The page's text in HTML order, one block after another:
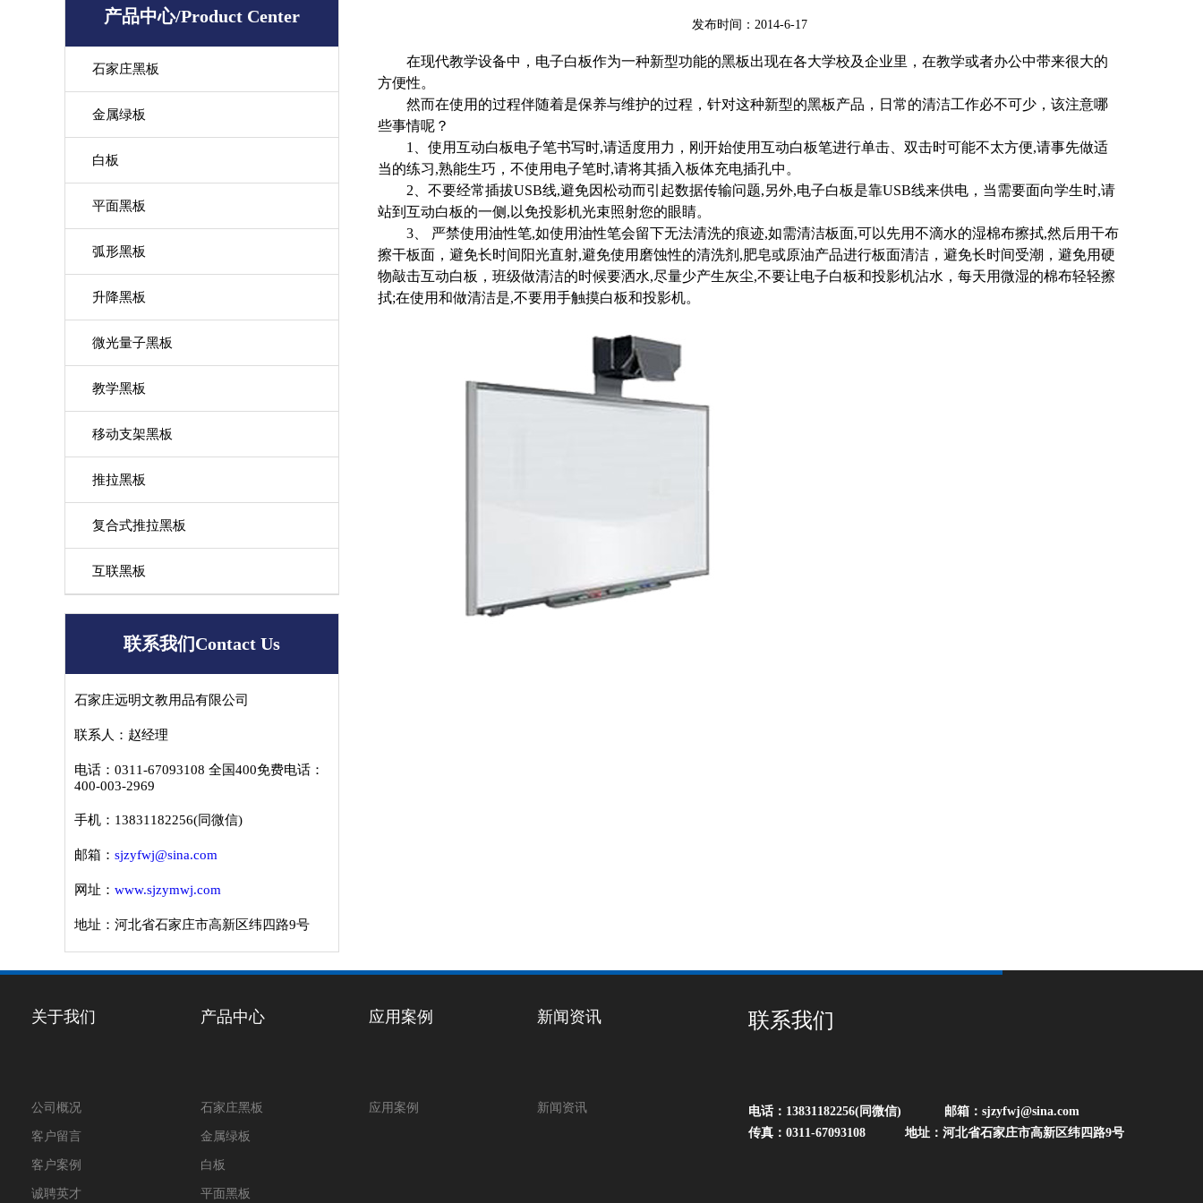
产品中心/Product Center
石家庄黑板
金属绿板
白板
平面黑板
弧形黑板
升降黑板
微光量子黑板
教学黑板
移动支架黑板
推拉黑板
复合式推拉黑板
互联黑板
联系我们Contact Us
石家庄远明文教用品有限公司
联系人：赵经理
电话：0311-67093108 全国400免费电话：
400-003-2969
手机：13831182256(同微信)
邮箱： sjzyfwj@sina.com
网址： www.sjzymwj.com
地址：河北省石家庄市高新区纬四路9号
发布时间：2014-6-17
在现代教学设备中，电子白板作为一种新型功能的黑板出现在各大学校及企业里，在教学或者办公中带来很大的
方便性。
然而在使用的过程伴随着是保养与维护的过程，针对这种新型的黑板产品，日常的清洁工作必不可少，该注意哪
些事情呢？
1
、使用互动白板电子笔书写时,请适度用力，刚开始使用互动白板笔进行单击、双击时可能不太方便,请事先做适
当的练习,熟能生巧，不使用电子笔时,请将其插入板体充电插孔中。
2 、不要经常插拔USB线,避免因松动而引起数据传输问题,另外,电子白板是靠USB线来供电，当需要面向学生时,请
站到互动白板的一侧 , 以免投影机光束照射您的眼睛。
3
严禁使用油性笔,如使用油性笔会留下无法清洗的痕迹,如需清洁板面,可以先用不滴水的湿棉布擦拭,然后用干布
擦干板面，避免长时间阳光直射,避免使用磨蚀性的清洗剂 ,肥皂或原油产品进行板面清洁，避免长时间受潮，避免用硬
物敲击互动白板，班级做清洁的时候要洒水,尽量少产生灰尘,不要让电子白板和投影机沾水，每天用微湿的棉布轻轻擦
拭;在使用和做清洁是,不要用手触摸白板和投影机。
关于我们
公司概况
客户留言
客户案例
诚聘英才
产品中心
石家庄黑板
金属绿板
白板
平面黑板
应用案例
应用案例
新闻资讯
新闻资讯
联系我们
电话：13831182256(同微信) 邮箱：sjzyfwj@sina.com
传真：0311-67093108 地址：河北省石家庄市高新区纬四路9号